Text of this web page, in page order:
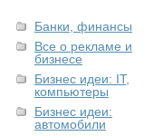
Банки, финансы
Все о рекламе и
бизнесе
Бизнес идеи: IT,
компьютеры
Бизнес идеи:
автомобили